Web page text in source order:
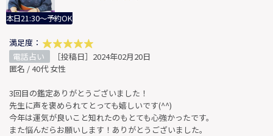
本日21:30～予約OK
満足度：
電話占い
［投稿日］2024年02月20日
匿名 / 40代 女性
3回目の鑑定ありがとうございました！
先生に声を褒められてとっても嬉しいです(^^)
今年は運気が良いこと知れたのもとても心強かったです。
また悩んだらお願いします！ありがとうございました。